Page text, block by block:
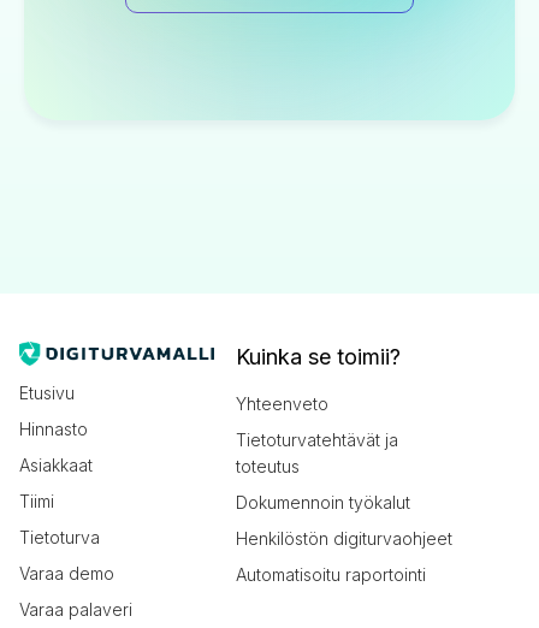
Etusivu
Hinnasto
Asiakkaat
Tiimi
Tietoturva
Varaa demo
Varaa palaveri
Kuinka se toimii?
Yhteenveto
Tietoturvatehtävät ja
toteutus
Dokumennoin työkalut
Henkilöstön digiturvaohjeet
Automatisoitu raportointi